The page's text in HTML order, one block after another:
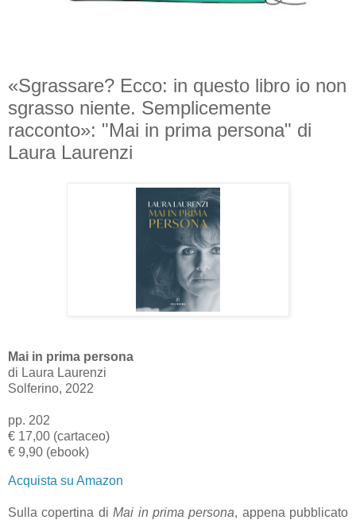
«Sgrassare? Ecco: in questo libro io non
sgrasso niente. Semplicemente
racconto»: "Mai in prima persona" di
Laura Laurenzi
Mai in prima persona
di Laura Laurenzi
Solferino, 2022
pp. 202
€ 17,00 (cartaceo)
€ 9,90 (ebook)
Acquista su Amazon
Sulla copertina diMai in prima persona, appena pubblicato